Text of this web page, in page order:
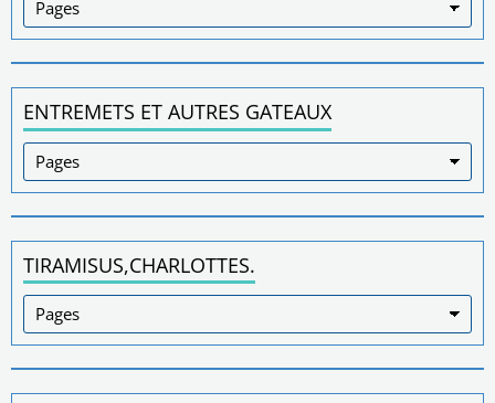
ENTREMETS ET AUTRES GATEAUX
TIRAMISUS,CHARLOTTES.